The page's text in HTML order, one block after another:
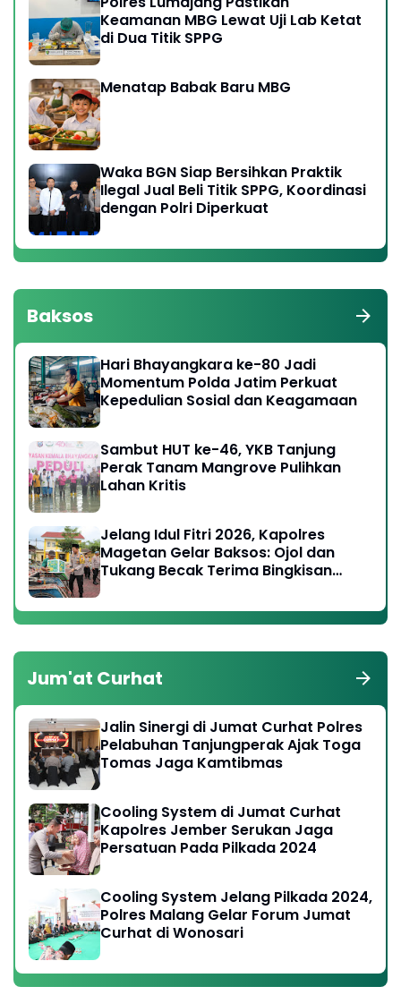
Keamanan MBG Lewat Uji Lab Ketat
di Dua Titik SPPG
Menatap Babak Baru MBG
Waka BGN Siap Bersihkan Praktik
Ilegal Jual Beli Titik SPPG, Koordinasi
dengan Polri Diperkuat
Baksos
Hari Bhayangkara ke-80 Jadi
Momentum Polda Jatim Perkuat
Kepedulian Sosial dan Keagamaan
Sambut HUT ke-46, YKB Tanjung
Perak Tanam Mangrove Pulihkan
Lahan Kritis
Jelang Idul Fitri 2026, Kapolres
Magetan Gelar Baksos: Ojol dan
Tukang Becak Terima Bingkisan
Jum'at Curhat
Jalin Sinergi di Jumat Curhat Polres
Pelabuhan Tanjungperak Ajak Toga
Tomas Jaga Kamtibmas
Cooling System di Jumat Curhat
Kapolres Jember Serukan Jaga
Persatuan Pada Pilkada 2024
Cooling System Jelang Pilkada 2024,
Polres Malang Gelar Forum Jumat
Curhat di Wonosari